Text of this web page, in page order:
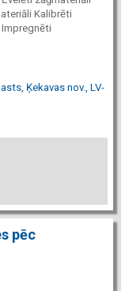
Kalibrēti
Ķekavas nov., LV-
pēc